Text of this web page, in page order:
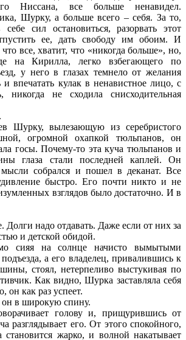
Ниссана, все больше ненавидел.
Шурку, а больше всего – себя. За то,
сил остановиться, разорвать этот
ее, дать свободу им обоим. И
все, хватит, что «никогда больше», но,
на Кирилла, легко взбегающего по
у него в глазах темнело от желания
и впечатать кулак в ненавистное лицо, с
никогда не сходила снисходительная
Шурку, вылезающую из серебристого
огромной охапкой тюльпанов, он
госы. Почему-то эта куча тюльпанов и
глаза стали последней каплей. Он
собрался и пошел в деканат. Все
быстро. Его почти никто и не
взглядов было достаточно. И в
Долги надо отдавать. Даже если от них за
и детской обидой.
сияя на солнце начисто вымытыми
а его владелец, привалившись к
стоял, нетерпеливо выстукивая по
Как видно, Шурка заставляла себя
он как раз успеет.
он в широкую спину.
голову и, прищурившись от
разглядывает его. От этого спокойного,
становится жарко, и волной накатывает